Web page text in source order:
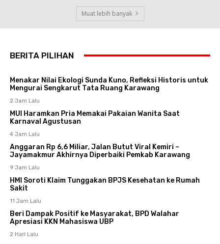
Muat lebih banyak
BERITA PILIHAN
Menakar Nilai Ekologi Sunda Kuno, Refleksi Historis untuk
Mengurai Sengkarut Tata Ruang Karawang
2 Jam Lalu
MUI Haramkan Pria Memakai Pakaian Wanita Saat
Karnaval Agustusan
4 Jam Lalu
Anggaran Rp 6,6 Miliar, Jalan Butut Viral Kemiri –
Jayamakmur Akhirnya Diperbaiki Pemkab Karawang
9 Jam Lalu
HMI Soroti Klaim Tunggakan BPJS Kesehatan ke Rumah
Sakit
11 Jam Lalu
Beri Dampak Positif ke Masyarakat, BPD Walahar
Apresiasi KKN Mahasiswa UBP
2 Hari Lalu